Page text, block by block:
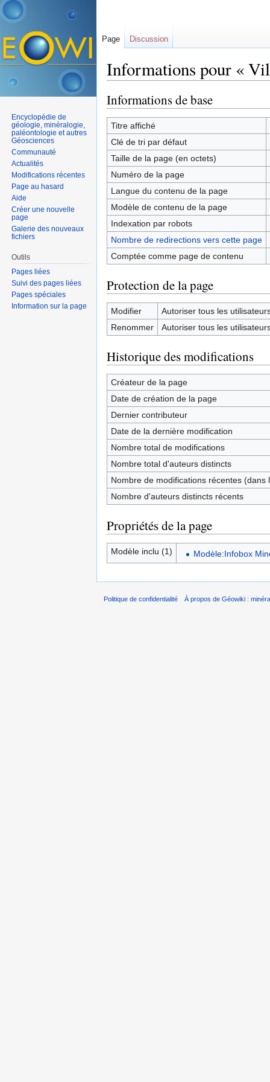
Informations pour «
Informations de base
Titre affiché
Clé de tri par défaut
Taille de la page (en octets)
Numéro de la page
Langue du contenu de la page
Modèle de contenu de la page
Indexation par robots
Nombre de redirections vers cette page
Comptée comme page de contenu
Protection de la page
Modifier
Autoriser tous les
Renommer
Autoriser tous les
Historique des modifications
Créateur de la page
Date de création de la page
Dernier contributeur
Date de la dernière modification
Nombre total de modifications
Nombre total d'auteurs distincts
Nombre de modifications récentes (dans
Nombre d'auteurs distincts récents
Propriétés de la page
Modèle inclu (1) Modèle:Infobox
Page Discussion
Encyclopédie de
géologie, minéralogie,
paléontologie et autres
Géosciences
Communauté
Actualités
Modifications récentes
Page au hasard
Aide
Créer une nouvelle
page
Galerie des nouveaux
fichiers
Outils
Pages liées
Suivi des pages liées
Pages spéciales
Information sur la page
Politique de confidentialité À propos de Géowiki :